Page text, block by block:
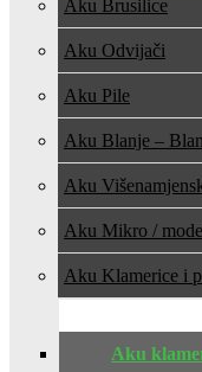
Aku Brusilice
Aku Odvijači
Aku Pile
Aku Blanje –
Aku
Aku Mikro /
Aku Klamerice i
Aku